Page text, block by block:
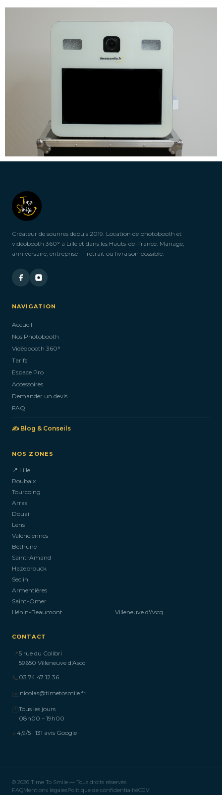
Créateur de sourires depuis 2019. Location de photobooth et
vidéobooth 360° à Lille et dans les Hauts-de-France. Mariage,
anniversaire, entreprise — retrait ou livraison possible.
NAVIGATION
Accueil
Nos Photobooth
Vidéobooth 360°
Tarifs
Espace Pro
Accessoires
Demander un devis
FAQ
✍️ Blog & Conseils
NOS ZONES
📍 Lille
Roubaix
Tourcoing
Arras
Douai
Lens
Valenciennes
Béthune
Saint-Amand
Hazebrouck
Seclin
Armentières
Saint-Omer
Hénin-Beaumont
Villeneuve d'Ascq
CONTACT
📍5 rue du Colibri
59650 Villeneuve d'Ascq
📞 03 74 47 12 36
✉️nicolas@timetosmile.fr
🕐Tous les jours
08h00 – 19h00
⭐4,9/5 · 131 avis Google
© 2026 Time To Smile — Tous droits réservés
FAQMentions légalesPolitique de confidentialitéCGV